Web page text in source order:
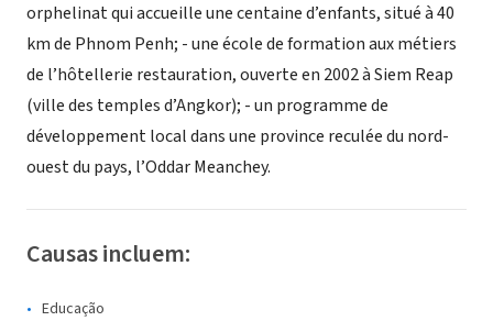
orphelinat qui accueille une centaine d’enfants, situé à 40
km de Phnom Penh; - une école de formation aux métiers
de l’hôtellerie restauration, ouverte en 2002 à Siem Reap
(ville des temples d’Angkor); - un programme de
développement local dans une province reculée du nord-
ouest du pays, l’Oddar Meanchey.
Causas incluem:
Educação